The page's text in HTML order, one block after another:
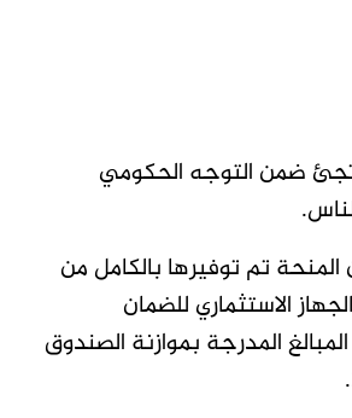
ضمن التوجه الحكومي
المنحة تم توفيرها بالكامل من
الاستثماري للضمان
المدرجة بموازنة الصندوق